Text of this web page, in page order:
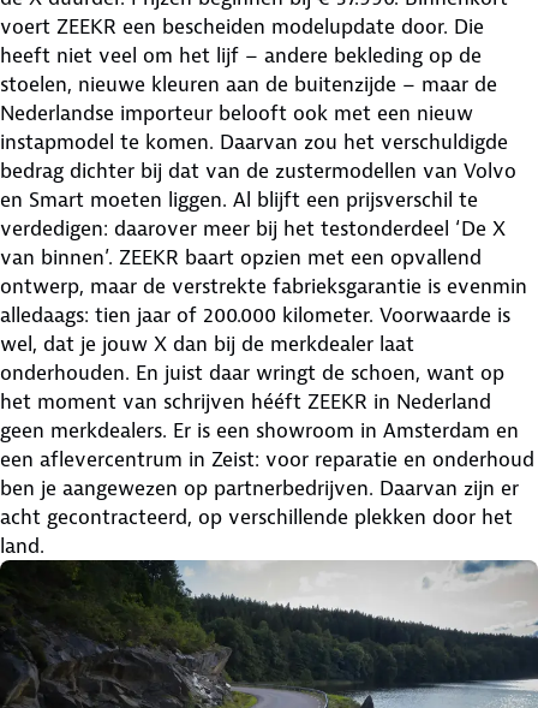
voert ZEEKR een bescheiden modelupdate door. Die
heeft niet veel om het lijf – andere bekleding op de
stoelen, nieuwe kleuren aan de buitenzijde – maar de
Nederlandse importeur belooft ook met een nieuw
instapmodel te komen. Daarvan zou het verschuldigde
bedrag dichter bij dat van de zustermodellen van Volvo
en Smart moeten liggen. Al blijft een prijsverschil te
verdedigen: daarover meer bij het testonderdeel ‘De X
van binnen’. ZEEKR baart opzien met een opvallend
ontwerp, maar de verstrekte fabrieksgarantie is evenmin
alledaags: tien jaar of 200.000 kilometer. Voorwaarde is
wel, dat je jouw X dan bij de merkdealer laat
onderhouden. En juist daar wringt de schoen, want op
het moment van schrijven hééft ZEEKR in Nederland
geen merkdealers. Er is een showroom in Amsterdam en
een aflevercentrum in Zeist: voor reparatie en onderhoud
ben je aangewezen op partnerbedrijven. Daarvan zijn er
acht gecontracteerd, op verschillende plekken door het
land.